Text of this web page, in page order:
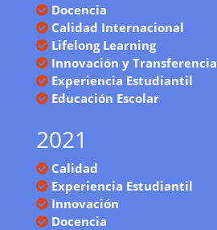
Docencia
Calidad Internacional
Lifelong Learning
Innovación y Transferencia
Experiencia Estudiantil
Educación Escolar
2021
Calidad
Experiencia Estudiantil
Innovación
Docencia